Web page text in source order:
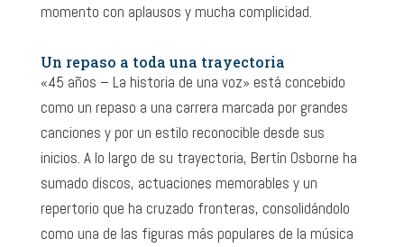
momento con aplausos y mucha complicidad.
Un repaso a toda una trayectoria
«45 años – La historia de una voz» está concebido
como un repaso a una carrera marcada por grandes
canciones y por un estilo reconocible desde sus
inicios. A lo largo de su trayectoria, Bertín Osborne ha
sumado discos, actuaciones memorables y un
repertorio que ha cruzado fronteras, consolidándolo
como una de las figuras más populares de la música